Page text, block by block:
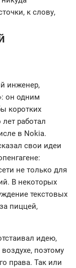
к слову,
инженер,
он одним
коротких
работал
в Nokia.
свои идеи
не только для
В некоторых
текстовых
пиццей,
идею,
поэтому
права. Так или